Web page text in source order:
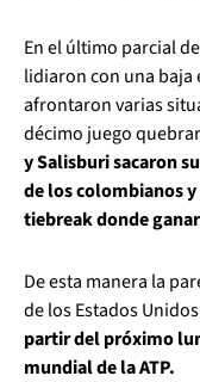
En el último parcial
lidiaron con una baja
afrontaron varias
décimo juego
y Salisburi sacaron
de los colombianos
tiebreak donde
De esta manera la
de los Estados
partir del próximo
mundial de la ATP.